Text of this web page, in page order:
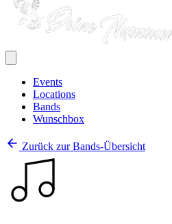
Events
Locations
Bands
Wunschbox
Zurück zur Bands-Übersicht